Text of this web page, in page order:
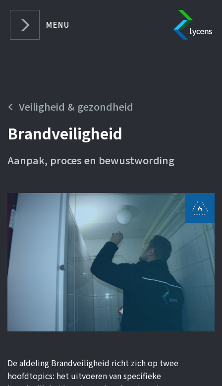
MENU
SLUITEN
Veiligheid & Gezondheid
Herbestemming & Hergebruik
Leren bij Lycens
Contact
GEBOUWASSISTENT
Veiligheid & gezondheid
Brandveiligheid
Aanpak, proces en bewustwording
De afdeling Brandveiligheid richt zich op twee
hoofdtopics: het uitvoeren van specifieke